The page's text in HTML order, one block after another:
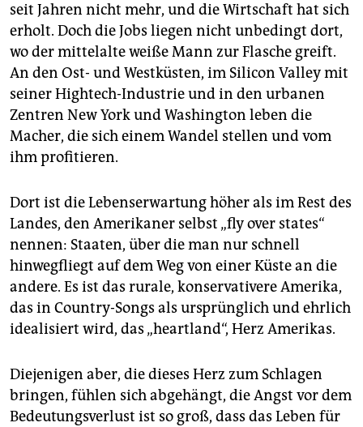
seit Jahren nicht mehr, und die Wirtschaft hat sich
erholt. Doch die Jobs liegen nicht unbedingt dort,
wo der mittelalte weiße Mann zur Flasche greift.
An den Ost- und Westküsten, im Silicon Valley mit
seiner Hightech-Industrie und in den urbanen
Zentren New York und Washington leben die
Macher, die sich einem Wandel stellen und vom
ihm profitieren.
Dort ist die Lebenserwartung höher als im Rest des
Landes, den Amerikaner selbst „fly over states“
nennen: Staaten, über die man nur schnell
hinwegfliegt auf dem Weg von einer Küste an die
andere. Es ist das rurale, konservativere Amerika,
das in Country-Songs als ursprünglich und ehrlich
idealisiert wird, das „heartland“, Herz Amerikas.
Diejenigen aber, die dieses Herz zum Schlagen
bringen, fühlen sich abgehängt, die Angst vor dem
Bedeutungsverlust ist so groß, dass das Leben für